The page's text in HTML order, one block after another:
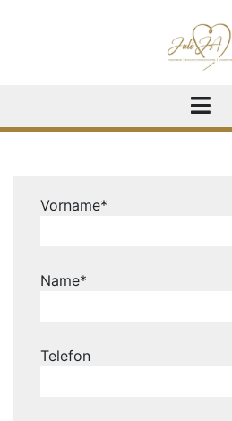
Vorname*
Name*
Telefon